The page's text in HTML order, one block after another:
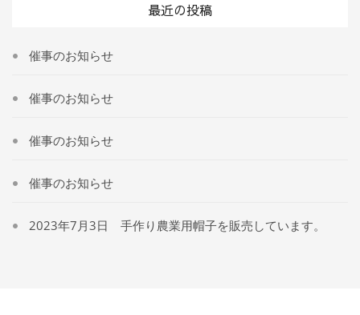
最近の投稿
催事のお知らせ
催事のお知らせ
催事のお知らせ
催事のお知らせ
2023年7月3日 手作り農業用帽子を販売しています。